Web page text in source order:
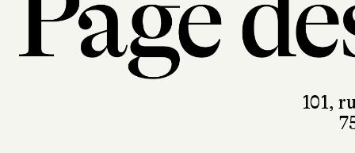
101,